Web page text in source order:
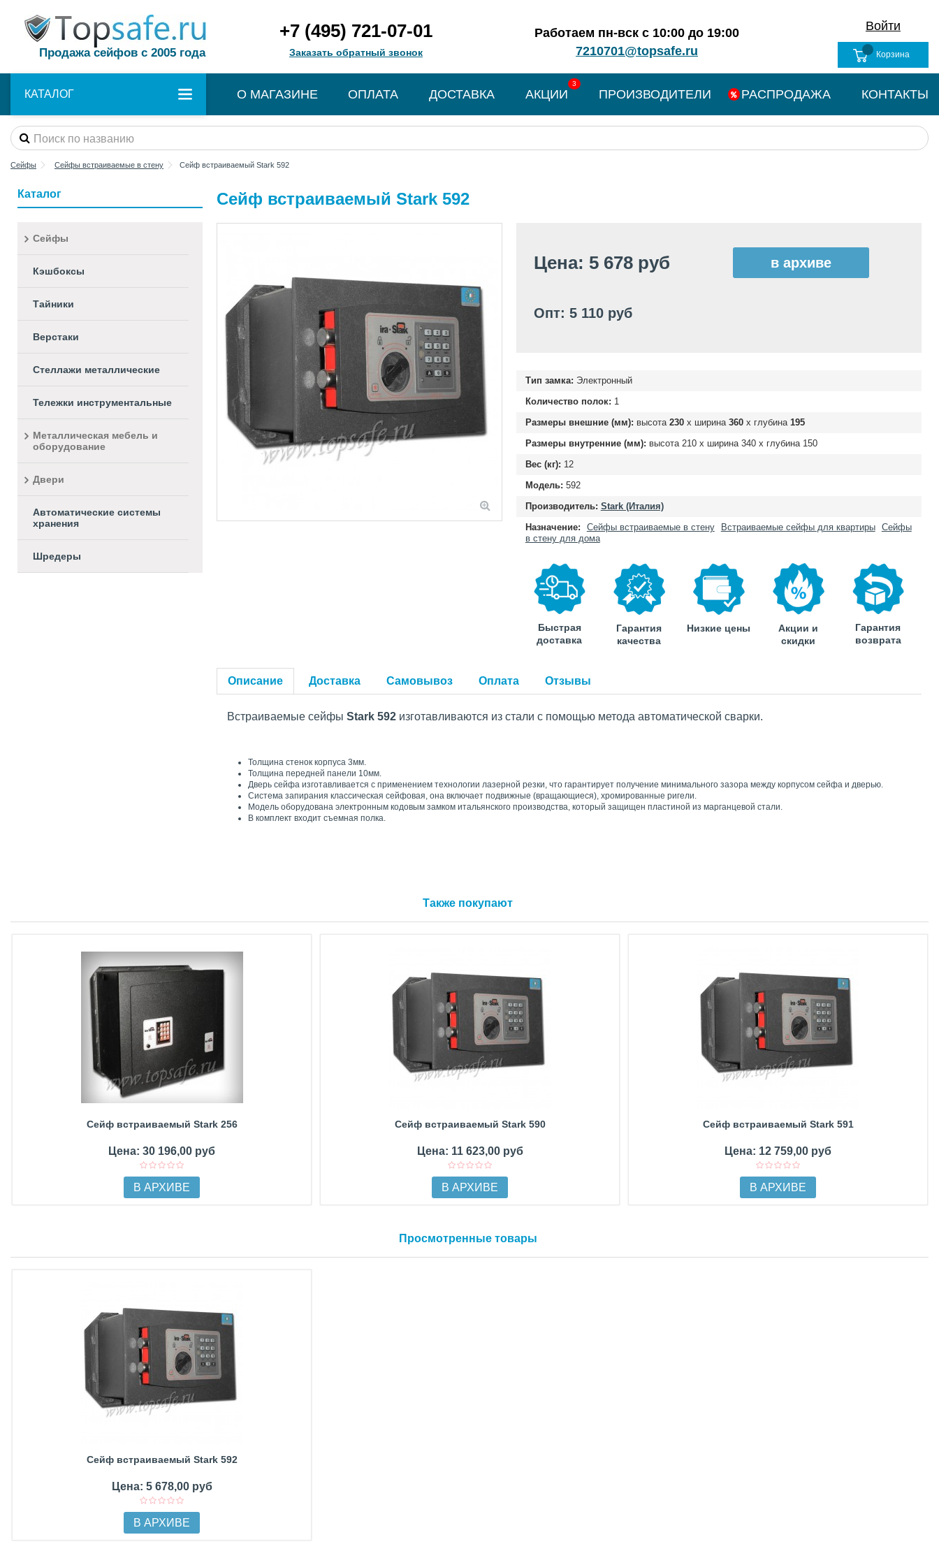
Продажа сейфов с 2005 года
Войти
Корзина
Работаем пн-вск с 10:00 до 19:00
7210701@topsafe.ru
+7 (495) 721-07-01
Заказать обратный звонок
КАТАЛОГ О МАГАЗИНЕ ОПЛАТА ДОСТАВКА
3
АКЦИИ ПРОИЗВОДИТЕЛИ РАСПРОДАЖА КОНТАКТЫ
Сейфы Сейфы встраиваемые в стену Сейф встраиваемый Stark 592
Каталог
Сейфы
Кэшбоксы
Тайники
Верстаки
Стеллажи металлические
Тележки инструментальные
Металлическая мебель и
оборудование
Двери
Автоматические системы
хранения
Шредеры
Сейф встраиваемый Stark 592
Цена: 5 678 руб
Опт: 5 110 руб
в архиве
Тип замка: Электронный
Количество полок: 1
Размеры внешние (мм): высота 230х ширина 360х глубина 195
Размеры внутренние (мм): высота 210х ширина 340х глубина 150
Вес (кг): 12
Модель: 592
Производитель: Stark (Италия)
Назначение:
Сейфы встраиваемые в стену Встраиваемые сейфы для квартиры
Сейфы
в стену для дома
Быстрая
доставка
Гарантия
качества
Низкие цены
Акции и
скидки
Гарантия
возврата
Описание Доставка Самовывоз Оплата Отзывы
Встраиваемые сейфы Stark 592 изготавливаются из стали с помощью метода автоматической сварки.
Толщина стенок корпуса 3мм.
Толщина передней панели 10мм.
Дверь сейфа изготавливается с применением технологии лазерной резки, что гарантирует получение минимального зазора между корпусом сейфа и дверью.
Система запирания классическая сейфовая, она включает подвижные (вращающиеся), хромированные ригели.
Модель оборудована электронным кодовым замком итальянского производства, который защищен пластиной из марганцевой стали.
В комплект входит съемная полка.
Также покупают
Сейф встраиваемый Stark 256
Цена: 30 196,00 руб
В АРХИВЕ
Сейф встраиваемый Stark 590
Цена: 11 623,00 руб
В АРХИВЕ
Сейф встраиваемый Stark 591
Цена: 12 759,00 руб
В АРХИВЕ
Просмотренные товары
Сейф встраиваемый Stark 592
Цена: 5 678,00 руб
В АРХИВЕ